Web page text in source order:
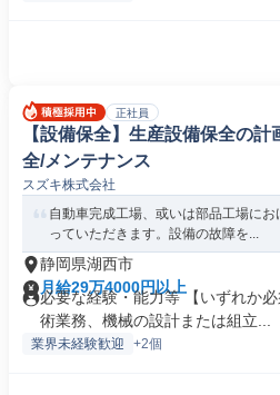
正社員
【設備保全】生産設備保全の
全/メンテナンス
スズキ株式会社
自動車完成工場、或いは部品工場に
っていただきます。設備の故障を...
静岡県湖西市
月給29万4000円以上
必要な経験・能力等 【いずれか
術業務、機械の設計または組立...
業界未経験歓迎 +2個